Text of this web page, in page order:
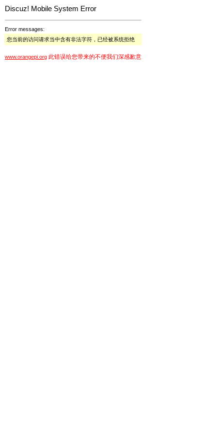
Discuz! Mobile System Error
Error messages:
您当前的访问请求当中含有非法字符，已经被系统拒绝
www.orangepi.org 此错误给您带来的不便我们深感歉意